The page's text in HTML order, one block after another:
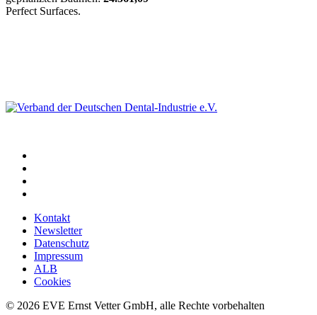
Perfect Surfaces.
Kontakt
Newsletter
Datenschutz
Impressum
ALB
Cookies
© 2026 EVE Ernst Vetter GmbH, alle Rechte vorbehalten